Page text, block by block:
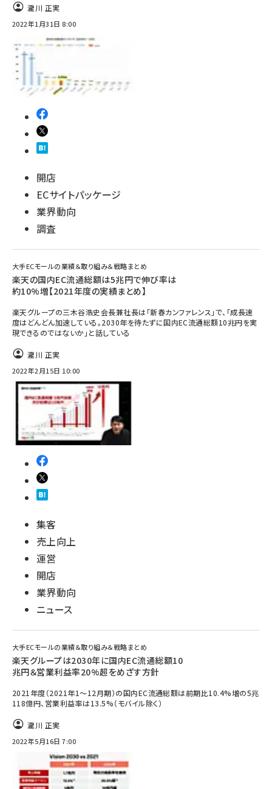
瀧川 正実
2022年1月31日 8:00
開店
ECサイトパッケージ
業界動向
調査
大手ECモールの業績＆取り組み＆戦略まとめ
楽天の国内EC流通総額は5兆円で伸び率は
約10%増【2021年度の実績まとめ】
楽天グループの三木谷浩史会長兼社長は「新春カンファレンス」で、「成長速
度はどんどん加速している。2030年を待たずに国内EC流通総額10兆円を実
現できるのではないか」と話している
瀧川 正実
2022年2月15日 10:00
集客
売上向上
運営
開店
業界動向
ニュース
大手ECモールの業績＆取り組み＆戦略まとめ
楽天グループは2030年に国内EC流通総額10
兆円＆営業利益率20%超をめざす方針
2021年度（2021年1～12月期）の国内EC流通総額は前期比10.4%増の5兆
118億円、営業利益率は13.5%（モバイル除く）
瀧川 正実
2022年5月16日 7:00